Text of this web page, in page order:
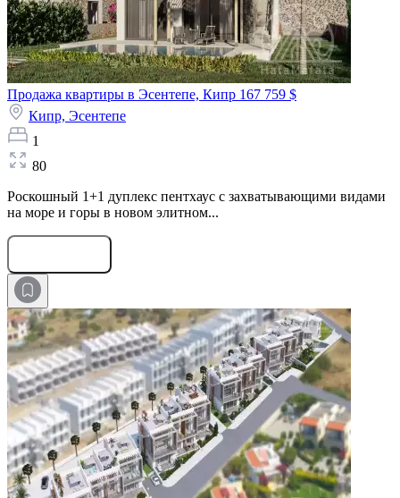
Продажа квартиры в Эсентепе, Кипр 167 759 $
Кипр, Эсентепе
1
80
Роскошный 1+1 дуплекс пентхаус с захватывающими видами
на море и горы в новом элитном...